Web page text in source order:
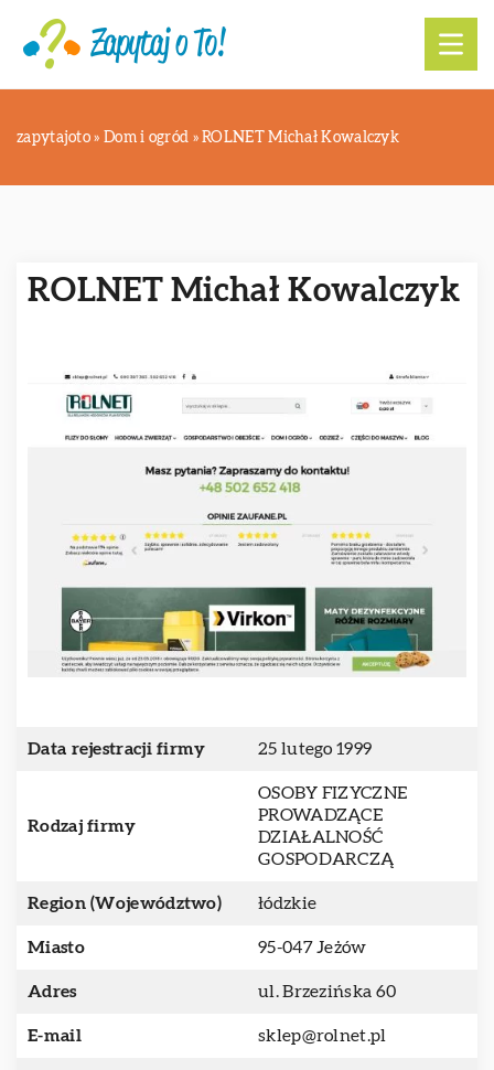
zapytajoto » Dom i ogród »ROLNET Michał Kowalczyk
ROLNET Michał Kowalczyk
Data rejestracji firmy 25 lutego 1999
Rodzaj firmy
OSOBY FIZYCZNE
PROWADZĄCE
DZIAŁALNOŚĆ
GOSPODARCZĄ
Region (Województwo) łódzkie
Miasto 95-047 Jeżów
Adres ul. Brzezińska 60
E-mail sklep@rolnet.pl